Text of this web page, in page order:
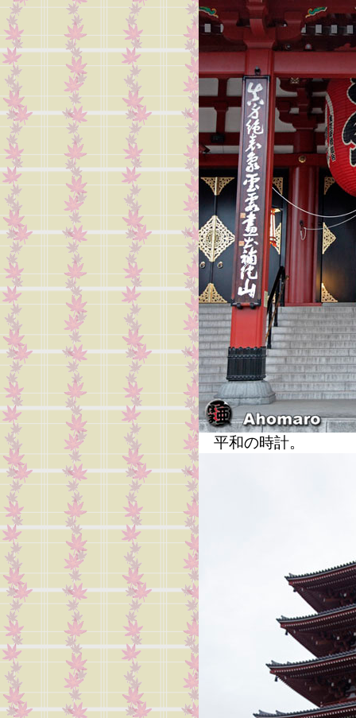
平和の時計。